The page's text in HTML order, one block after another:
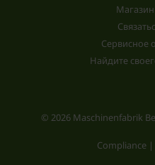
Магазин
Сервисное
Найдите
© 2026 Maschinenfabrik
Compliance